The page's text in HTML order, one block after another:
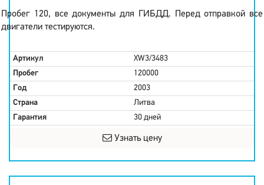
Пробег 120, все документы для ГИБДД. Перед отправкой все
двигатели тестируются.
Артикул
XW3/3483
Пробег
120000
Год
2003
Страна
Литва
Гарантия
30 дней
Узнать цену